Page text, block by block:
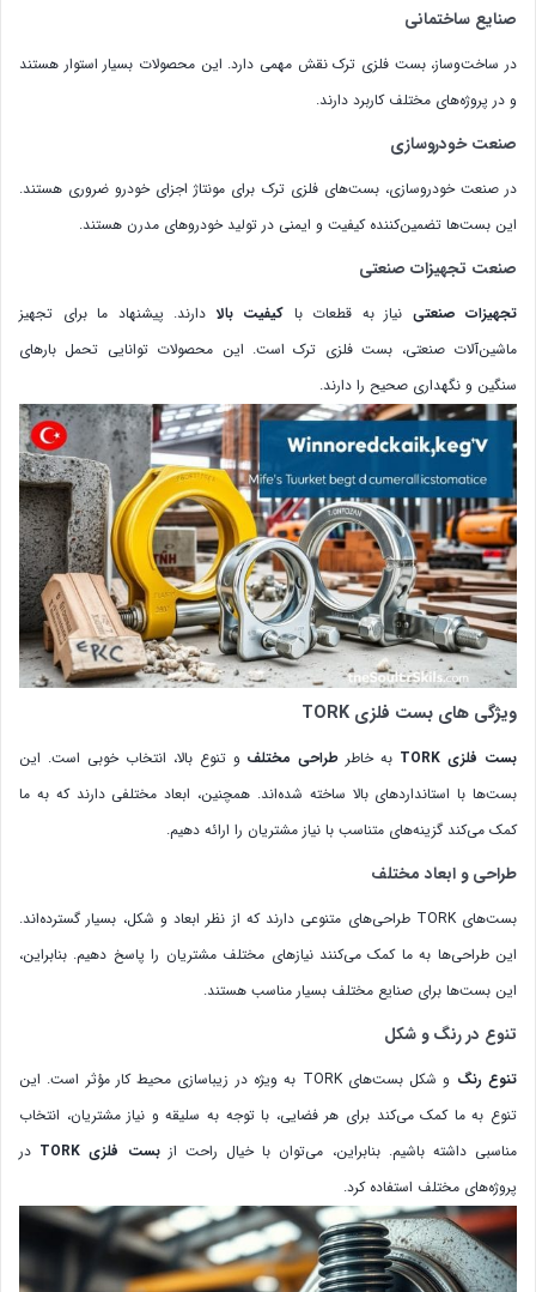
صنایع ساختمانی
در ساخت‌وساز، بست فلزی ترک نقش مهمی دارد. این محصولات بسیار استوار هستند
و در پروژه‌های مختلف کاربرد دارند.
صنعت خودروسازی
در صنعت خودروسازی، بست‌های فلزی ترک برای مونتاژ اجزای خودرو ضروری هستند.
این بست‌ها تضمین‌کننده کیفیت و ایمنی در تولید خودروهای مدرن هستند.
صنعت تجهیزات صنعتی
تجهیزات صنعتی نیاز به قطعات با کیفیت بالا دارند. پیشنهاد ما برای تجهیز
ماشین‌آلات صنعتی، بست فلزی ترک است. این محصولات توانایی تحمل بارهای
سنگین و نگهداری صحیح را دارند.
ویژگی های بست فلزی TORK
بست فلزی TORK به خاطر طراحی مختلف و تنوع بالا، انتخاب خوبی است. این
بست‌ها با استانداردهای بالا ساخته شده‌اند. همچنین، ابعاد مختلفی دارند که به ما
کمک می‌کند گزینه‌های متناسب با نیاز مشتریان را ارائه دهیم.
طراحی و ابعاد مختلف
بست‌های TORK طراحی‌های متنوعی دارند که از نظر ابعاد و شکل، بسیار گسترده‌اند.
این طراحی‌ها به ما کمک می‌کنند نیازهای مختلف مشتریان را پاسخ دهیم. بنابراین،
این بست‌ها برای صنایع مختلف بسیار مناسب هستند.
تنوع در رنگ و شکل
تنوع رنگ
و شکل بست‌های TORK به ویژه در زیباسازی محیط کار مؤثر است. این
تنوع به ما کمک می‌کند برای هر فضایی، با توجه به سلیقه و نیاز مشتریان، انتخاب
مناسبی داشته باشیم. بنابراین، می‌توان با خیال راحت ازبست فلزی TORK
در
پروژه‌های مختلف استفاده کرد.